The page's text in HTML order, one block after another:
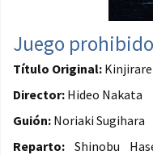
Juego prohibido
Título Original:
Director: Hideo Nakata
Guión: Noriaki Sugihara
Reparto: Shinobu